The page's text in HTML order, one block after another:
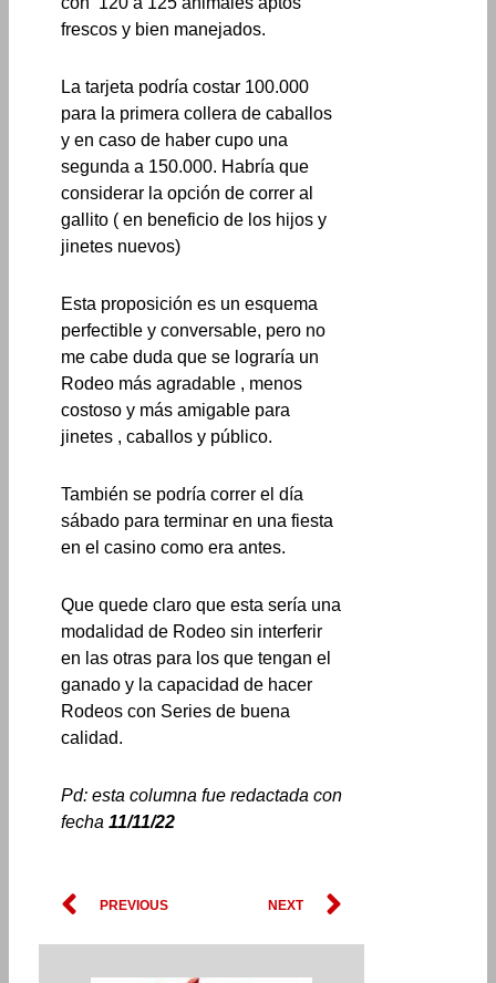
frescos y bien manejados.
La tarjeta podría costar 100.000
para la primera collera de caballos
y en caso de haber cupo una
segunda a 150.000. Habría que
considerar la opción de correr al
gallito ( en beneficio de los hijos y
jinetes nuevos)
Esta proposición es un esquema
perfectible y conversable, pero no
me cabe duda que se lograría un
Rodeo más agradable , menos
costoso y más amigable para
jinetes , caballos y público.
También se podría correr el día
sábado para terminar en una fiesta
en el casino como era antes.
Que quede claro que esta sería una
modalidad de Rodeo sin interferir
en las otras para los que tengan el
ganado y la capacidad de hacer
Rodeos con Series de buena
calidad.
Pd: esta columna fue redactada con
fecha11/11/22
Prev
PREVIOUS NEXT